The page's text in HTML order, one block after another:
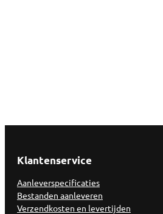
Klantenservice
Aanleverspecificaties
Bestanden aanleveren
Verzendkosten en levertijden